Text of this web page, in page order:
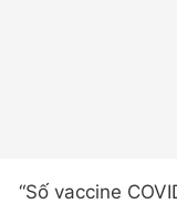
“Số vaccine